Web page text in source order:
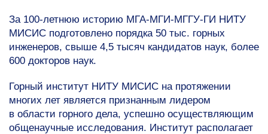
За 100-летнюю историю МГА-МГИ-МГГУ-ГИ НИТУ
МИСИС подготовлено порядка 50 тыс. горных
инженеров, свыше 4,5 тысяч кандидатов наук, более
600 докторов наук.
Горный институт НИТУ МИСИС на протяжении
многих лет является признанным лидером
в области горного дела, успешно осуществляющим
общенаучные исследования. Институт располагает